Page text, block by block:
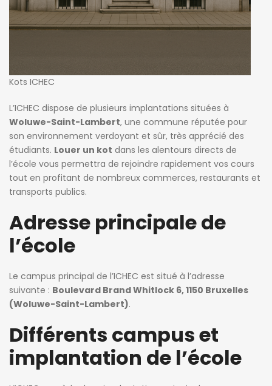
Kots ICHEC
L’ICHEC dispose de plusieurs implantations situées à
Woluwe-Saint-Lambert, une commune réputée pour
son environnement verdoyant et sûr, très apprécié des
étudiants. Louer un kot dans les alentours directs de
l’école vous permettra de rejoindre rapidement vos cours
tout en profitant de nombreux commerces, restaurants et
transports publics.
Adresse principale de
l’école
Le campus principal de l’ICHEC est situé à l’adresse
suivante : Boulevard Brand Whitlock 6, 1150 Bruxelles
(Woluwe-Saint-Lambert).
Différents campus et
implantation de l’école